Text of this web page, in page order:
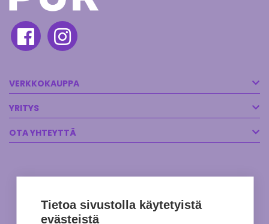
VERKKOKAUPPA
YRITYS
OTA YHTEYTTÄ
Tietoa sivustolla käytetyistä
evästeistä